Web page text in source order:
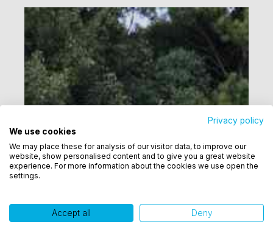
Utilizamos cookies para oferecer melhor
experiência, melhorar o desempenho, analisar
como você interage em nosso site e personalizar
conteúdo. Ao utilizar este site, você concorda com
Privacy policy
We use cookies
We may place these for analysis of our visitor data, to improve our
website, show personalised content and to give you a great website
experience. For more information about the cookies we use open the
settings.
Accept all Deny